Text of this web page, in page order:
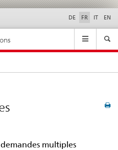
DE FR IT EN
multiples